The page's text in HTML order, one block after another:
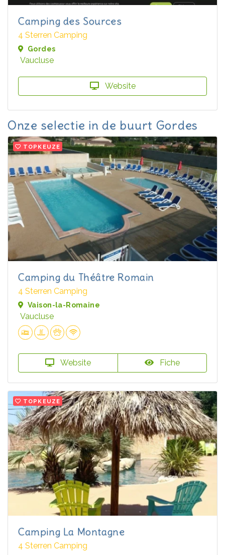
Camping des Sources
4 Sterren Camping
Gordes
Vaucluse
Website
Onze selectie in de buurt Gordes
TOPKEUZE
Camping du Théâtre Romain
4 Sterren Camping
Vaison-la-Romaine
Vaucluse
Website Fiche
TOPKEUZE
Camping La Montagne
4 Sterren Camping